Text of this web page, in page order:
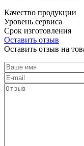
Качество продукции
Уровень сервиса
Срок изготовления
Оставить отзыв
Оставить отзыв на